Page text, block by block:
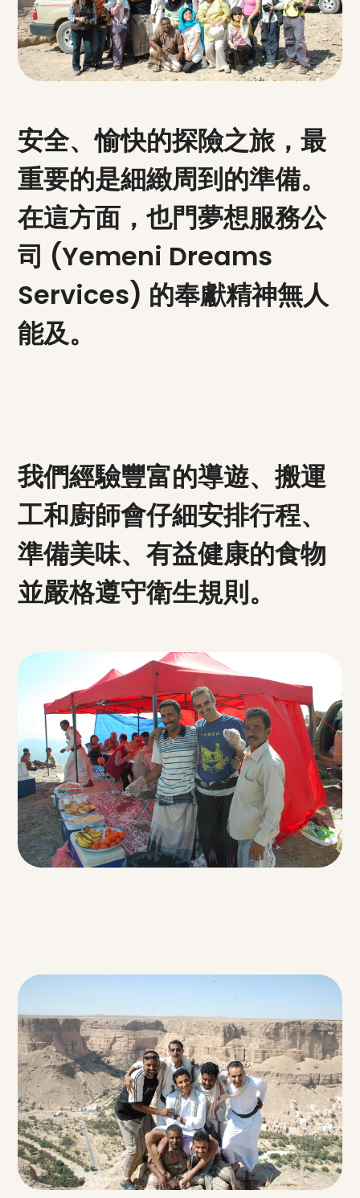
安全、愉快的探險之旅，最
重要的是細緻周到的準備。
在這方面，也門夢想服務公
司 (Yemeni Dreams
Services) 的奉獻精神無人
能及。
我們經驗豐富的導遊、搬運
工和廚師會仔細安排行程、
準備美味、有益健康的食物
並嚴格遵守衛生規則。